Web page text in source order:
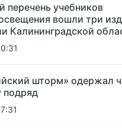
перечень учебников
вошли три
Калининградской
шторм» одержал
подряд